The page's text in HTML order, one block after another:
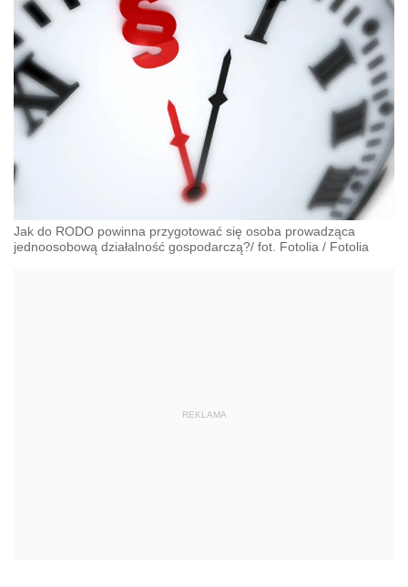
Jak do RODO powinna przygotować się osoba prowadząca
jednoosobową działalność gospodarczą?/ fot. Fotolia / Fotolia